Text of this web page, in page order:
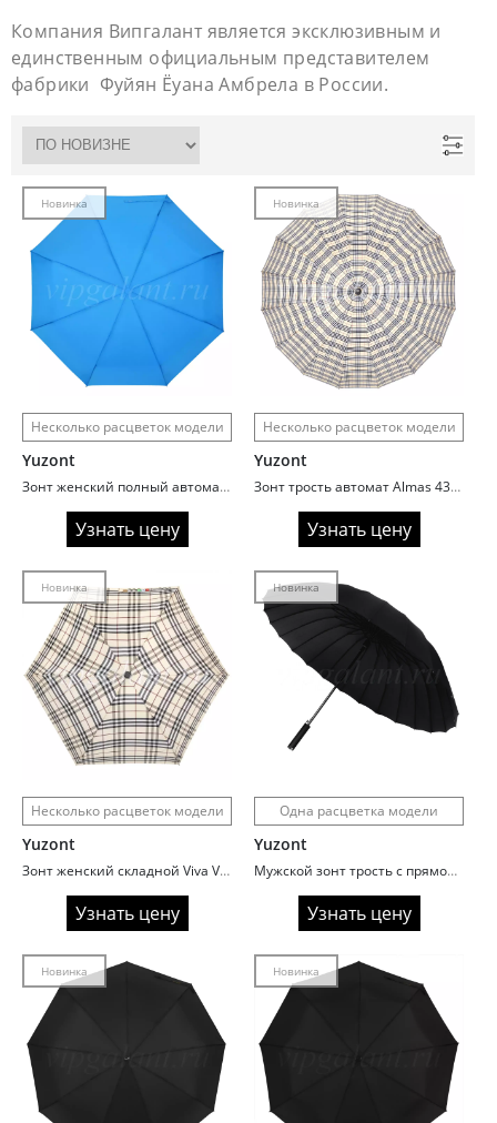
Компания Випгалант является эксклюзивным и
единственным официальным представителем
фабрики Фуйян Ёуана Амбрела в России.
Новинка
Несколько расцветок модели
Yuzont
Зонт женский полный автомат Yuzont 2011 однотонный
Узнать цену
Новинка
Несколько расцветок модели
Yuzont
Зонт трость автомат Almas 437 светлая клетка
Узнать цену
Новинка
Несколько расцветок модели
Yuzont
Зонт женский складной Viva V283 Клетка
Узнать цену
Новинка
Одна расцветка модели
Yuzont
Мужской зонт трость с прямой ручкой Almas 420 черный
Узнать цену
Новинка Новинка